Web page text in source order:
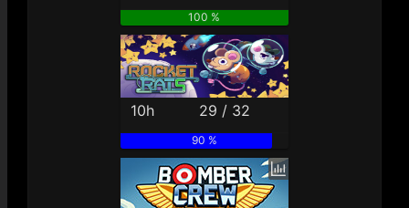
100 %
10h 29 / 32
90 %